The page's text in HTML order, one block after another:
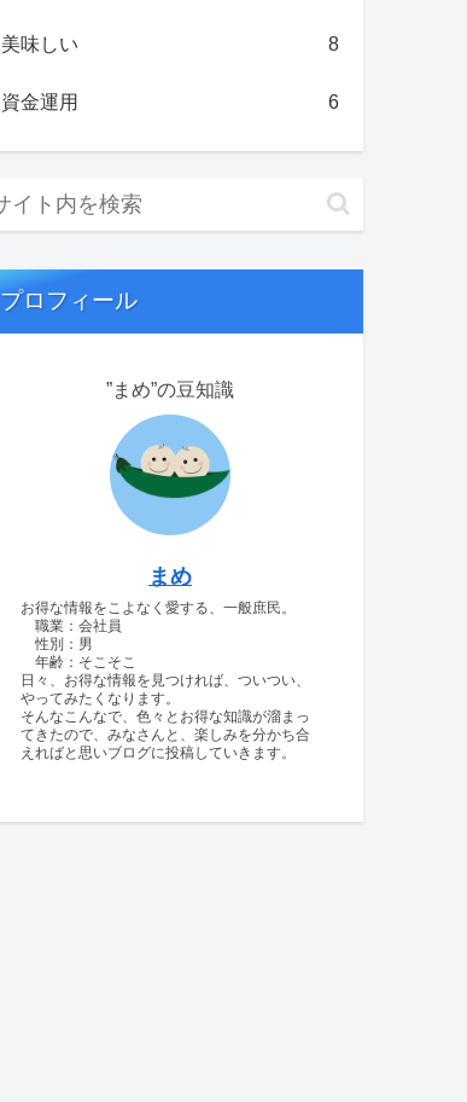
美味しい 8
資金運用 6
プロフィール
”まめ”の豆知識
まめ
お得な情報をこよなく愛する、一般庶民。
職業：会社員
性別：男
年齢：そこそこ
日々、お得な情報を見つければ、ついつい、
やってみたくなります。
そんなこんなで、色々とお得な知識が溜まっ
てきたので、みなさんと、楽しみを分かち合
えればと思いブログに投稿していきます。